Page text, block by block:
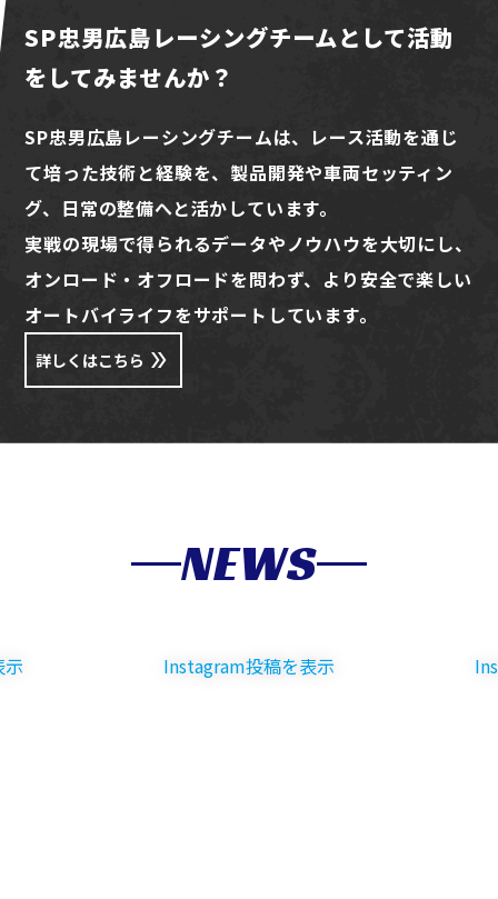
SP忠男広島レーシングチームとして活動
をしてみませんか？
SP忠男広島レーシングチームは、レース活動を通じ
て培った技術と経験を、製品開発や車両セッティン
グ、日常の整備へと活かしています。
実戦の現場で得られるデータやノウハウを大切にし、
オンロード・オフロードを問わず、より安全で楽しい
オートバイライフをサポートしています。
詳しくはこちら
NEWS
Instagram投稿を表示